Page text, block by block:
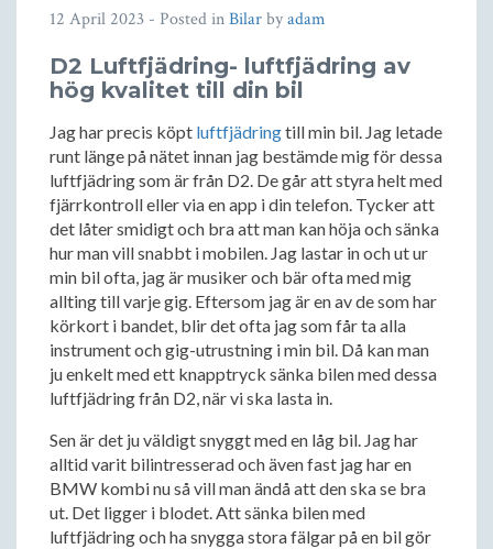
12 April 2023 - Posted inBilarbyadam
D2 Luftfjädring- luftfjädring av
hög kvalitet till din bil
Jag har precis köpt luftfjädringtill min bil. Jag letade
runt länge på nätet innan jag bestämde mig för dessa
luftfjädring som är från D2. De går att styra helt med
fjärrkontroll eller via en app i din telefon. Tycker att
det låter smidigt och bra att man kan höja och sänka
hur man vill snabbt i mobilen. Jag lastar in och ut ur
min bil ofta, jag är musiker och bär ofta med mig
allting till varje gig. Eftersom jag är en av de som har
körkort i bandet, blir det ofta jag som får ta alla
instrument och gig-utrustning i min bil. Då kan man
ju enkelt med ett knapptryck sänka bilen med dessa
luftfjädring från D2, när vi ska lasta in.
Sen är det ju väldigt snyggt med en låg bil. Jag har
alltid varit bilintresserad och även fast jag har en
BMW kombi nu så vill man ändå att den ska se bra
ut. Det ligger i blodet. Att sänka bilen med
luftfjädring och ha snygga stora fälgar på en bil gör